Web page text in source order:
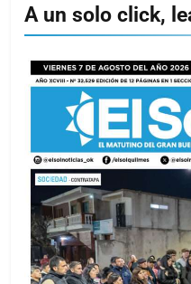
A un solo click,